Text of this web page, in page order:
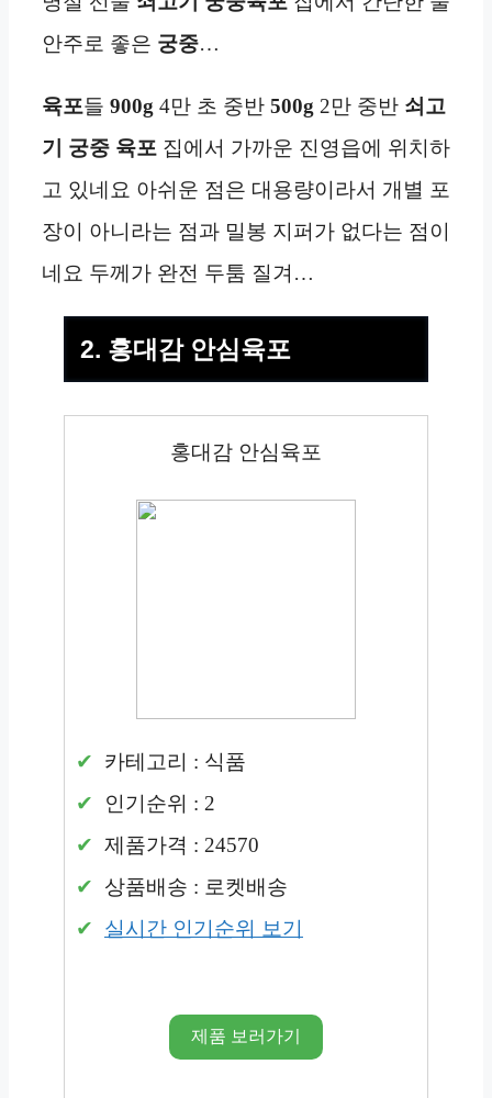
안주로 좋은 궁중…
육포들 900g 4만 초 중반 500g 2만 중반 쇠고
기 궁중 육포 집에서 가까운 진영읍에 위치하
고 있네요 아쉬운 점은 대용량이라서 개별 포
장이 아니라는 점과 밀봉 지퍼가 없다는 점이
네요 두께가 완전 두툼 질겨…
2. 홍대감 안심육포
홍대감 안심육포
카테고리 : 식품
인기순위 : 2
제품가격 : 24570
상품배송 : 로켓배송
실시간 인기순위 보기
제품 보러가기